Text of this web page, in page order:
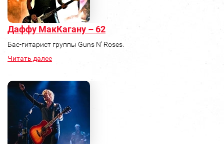
Даффу МакКагану – 62
Бас-гитарист группы Guns N' Roses.
Читать далее